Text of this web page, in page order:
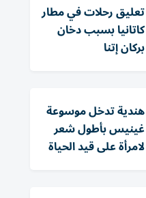
تعليق رحلات في مطار
كاتانيا بسبب دخان
بركان إتنا
هندية تدخل موسوعة
غينيس بأطول شعر
لامرأة على قيد الحياة